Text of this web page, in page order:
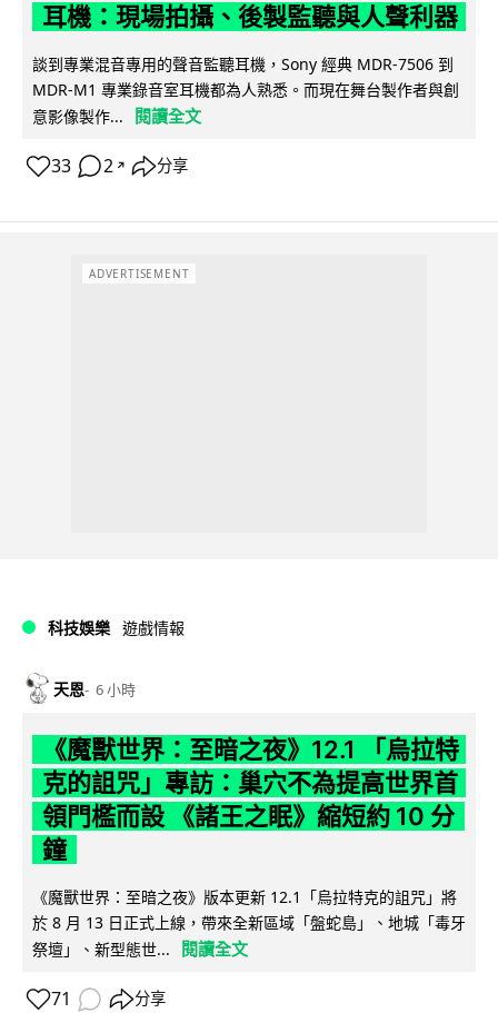
耳機：現場拍攝、後製監聽與人聲利器
談到專業混音專用的聲音監聽耳機，Sony 經典 MDR-7506 到
MDR-M1 專業錄音室耳機都為人熟悉。而現在舞台製作者與創
意影像製作...
閱讀全文
33 2 ↗ 分享
ADVERTISEMENT
科技娛樂 遊戲情報
天恩 6 小時
《魔獸世界：至暗之夜》12.1 「烏拉特
克的詛咒」專訪：巢穴不為提高世界首
領門檻而設 《諸王之眠》縮短約 10 分
鐘
《魔獸世界：至暗之夜》版本更新 12.1「烏拉特克的詛咒」將
於 8 月 13 日正式上線，帶來全新區域「盤蛇島」、地城「毒牙
祭壇」、新型態世...
閱讀全文
71 分享